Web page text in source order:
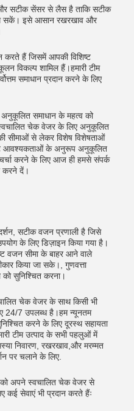
सटीक सेंसर से लैस है ताकि सटीक
सकें। इसे आसान रखरखाव और
करते हैं जिसमें आपकी विशिष्ट
विकल्प शामिल हैं।हमारी टीम
समाधान प्रदान करने के लिए
समाधान के महत्व को
चेक वेजर के लिए अनुकूलित
सीमाओं से लेकर विशेष विशेषताओं
आवश्यकताओं के अनुरूप अनुकूलित
करने के लिए आज ही हमसे संपर्क
करने दें।
सटीक वजन प्रणाली है जिसे
के लिए डिज़ाइन किया गया है।
वजन सीमा के बाहर आने वाले
किया जा सके।, गुणवत्ता
सुनिश्चित करना।
चेक वेजर के साथ किसी भी
24/7 उपलब्ध है।हम न्यूनतम
करने के लिए दूरस्थ सहायता
टीम उत्पाद के सभी पहलुओं में
निवारण, रखरखाव,और मरम्मत
पर चलाने के लिए.
अपने स्वचालित चेक वेजर से
सेवाएं भी प्रदान करते हैंः